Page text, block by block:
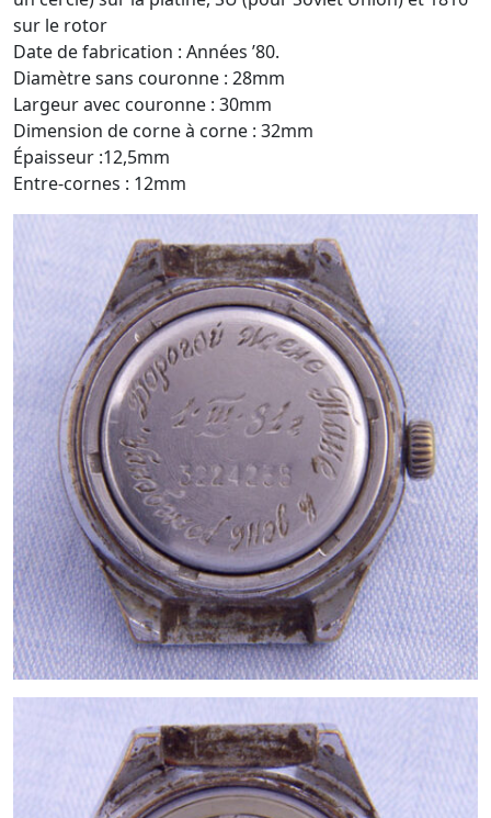
sur le rotor
Date de fabrication : Années ’80.
Diamètre sans couronne : 28mm
Largeur avec couronne : 30mm
Dimension de corne à corne : 32mm
Épaisseur :12,5mm
Entre-cornes : 12mm